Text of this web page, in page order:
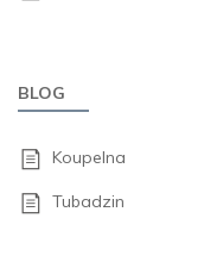
BLOG
Koupelna
Tubadzin